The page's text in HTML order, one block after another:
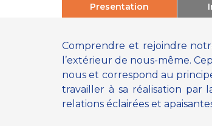
Presentation
Comprendre et rejoindre
l’extérieur de nous-même.
nous et correspond au
travailler à sa réalisation
relations éclairées et